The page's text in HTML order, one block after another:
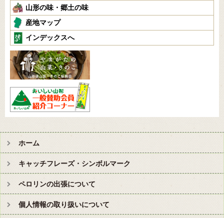
山形の味・郷土の味
産地マップ
インデックスへ
ホーム
キャッチフレーズ・シンボルマーク
ペロリンの出張について
個人情報の取り扱いについて